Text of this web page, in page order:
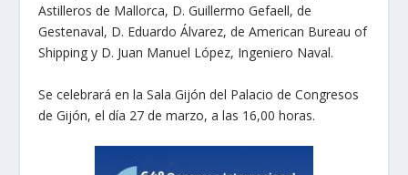
Astilleros de Mallorca, D. Guillermo Gefaell, de
Gestenaval, D. Eduardo Álvarez, de American Bureau of
Shipping y D. Juan Manuel López, Ingeniero Naval.
Se celebrará en la Sala Gijón del Palacio de Congresos
de Gijón, el día 27 de marzo, a las 16,00 horas.